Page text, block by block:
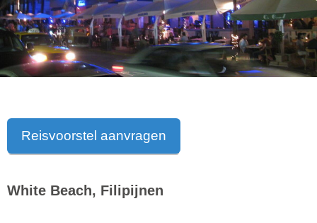
Reisvoorstel aanvragen
White Beach, Filipijnen